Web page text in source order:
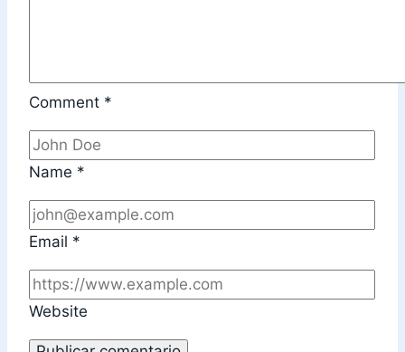
Comment *
Name *
Email *
Website